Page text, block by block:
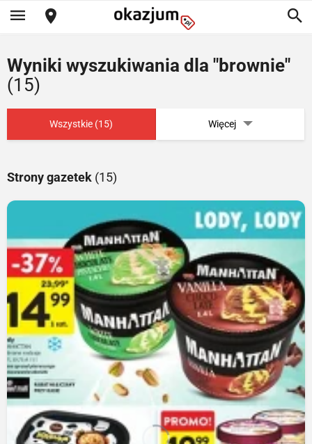
Wyniki wyszukiwania dla "brownie"
(15)
Wszystkie (15) Więcej
Strony gazetek (15)